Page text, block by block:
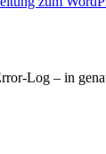
Log – in